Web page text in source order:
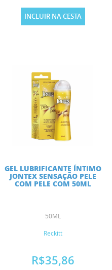
INCLUIR NA CESTA
GEL LUBRIFICANTE ÍNTIMO
JONTEX SENSAÇÃO PELE
COM PELE COM 50ML
50ML
Reckitt
R$35,86